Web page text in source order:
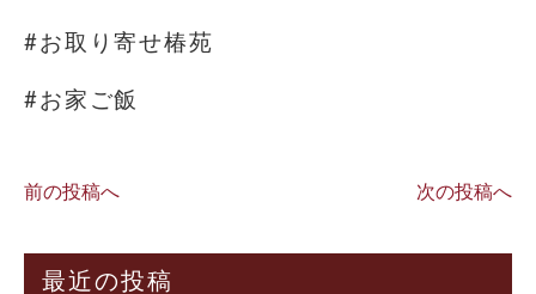
#お取り寄せ椿苑
#お家ご飯
前の投稿へ 次の投稿へ
最近の投稿